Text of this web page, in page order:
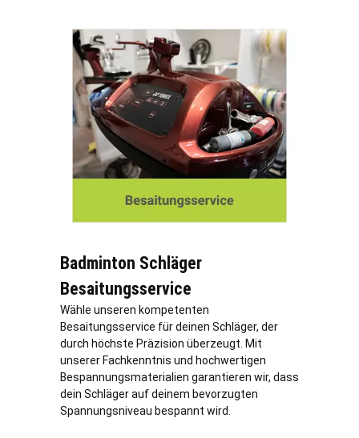
Badminton Schläger
Besaitungsservice
Wähle unseren kompetenten
Besaitungsservice für deinen Schläger, der
durch höchste Präzision überzeugt. Mit
unserer Fachkenntnis und hochwertigen
Bespannungsmaterialien garantieren wir, dass
dein Schläger auf deinem bevorzugten
Spannungsniveau bespannt wird.